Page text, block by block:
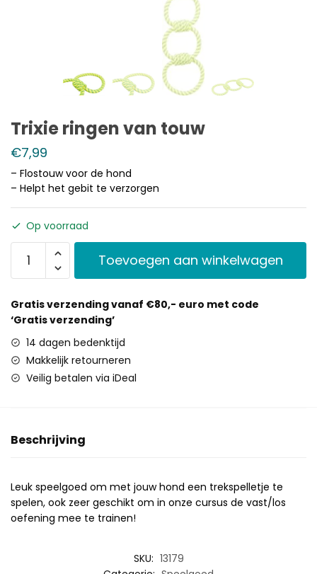
Trixie ringen van touw
€7,99
– Flostouw voor de hond
– Helpt het gebit te verzorgen
Op voorraad
Toevoegen aan winkelwagen
Gratis verzending vanaf €80,- euro met code
‘Gratis verzending’
14 dagen bedenktijd
Makkelijk retourneren
Veilig betalen via iDeal
Beschrijving
Leuk speelgoed om met jouw hond een trekspelletje te
spelen, ook zeer geschikt om in onze cursus de vast/los
oefening mee te trainen!
SKU: 13179